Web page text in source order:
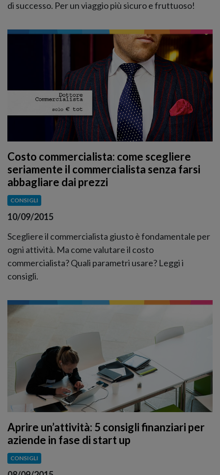
di successo. Per un viaggio più sicuro e fruttuoso!
Costo commercialista: come scegliere
seriamente il commercialista senza farsi
abbagliare dai prezzi
CONSIGLI
10/09/2015
Scegliere il commercialista giusto è fondamentale per
ogni attività. Ma come valutare il costo
commercialista? Quali parametri usare? Leggi i
consigli.
Aprire un’attività: 5 consigli finanziari per
aziende in fase di start up
CONSIGLI